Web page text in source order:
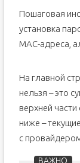
Пошаговая
установка
MAC-адреса,
На главной
нельзя – это
верхней
ниже –
с